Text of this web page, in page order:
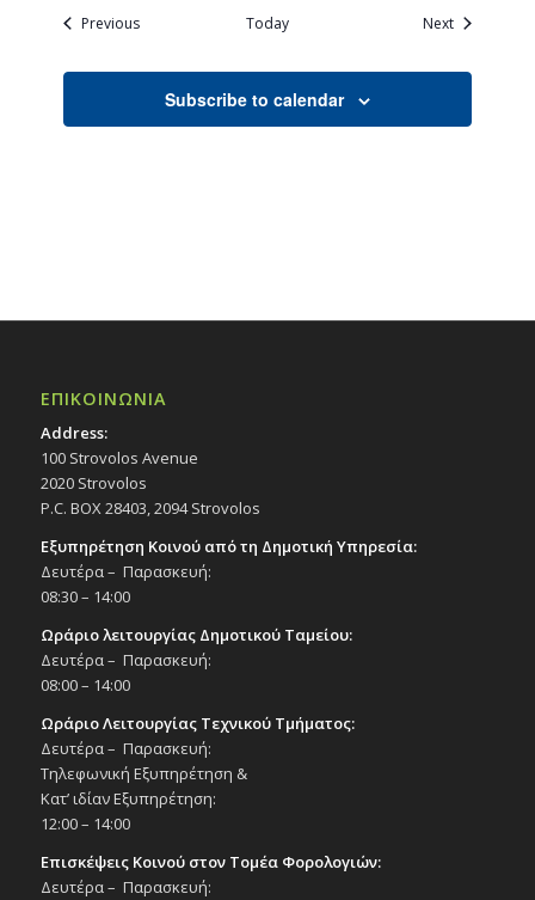
PreviousEvents Today NextEvents
Subscribe to calendar
ΕΠΙΚΟΙΝΩΝΙΑ
Address:
100 Strovolos Avenue
2020 Strovolos
P.C. BOX 28403, 2094 Strovolos
Εξυπηρέτηση Κοινού από τη Δημοτική Υπηρεσία:
Δευτέρα – Παρασκευή:
08:30 – 14:00
Ωράριο λειτουργίας Δημοτικού Ταμείου:
Δευτέρα – Παρασκευή:
08:00 – 14:00
Ωράριο Λειτουργίας Τεχνικού Τμήματος:
Δευτέρα – Παρασκευή:
Τηλεφωνική Εξυπηρέτηση &
Κατ’ ιδίαν Εξυπηρέτηση:
12:00 – 14:00
Επισκέψεις Κοινού στον Τομέα Φορολογιών:
Δευτέρα – Παρασκευή: